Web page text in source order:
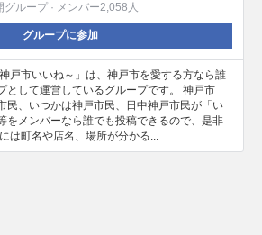
グループ · メンバー2,058人
グループに参加
戸市いいね～」は、神戸市を愛する方なら誰
として運営しているグループです。 神戸市
民、いつかは神戸市民、日中神戸市民が「い
をメンバーなら誰でも投稿できるので、是非
は町名や店名、場所が分かる...